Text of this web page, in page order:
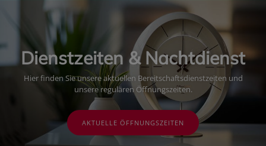
Dienstzeiten & Nachtdienst
Hier finden Sie unsere aktuellen Bereitschaftsdienstzeiten und
unsere regulären Öffnungszeiten.
AKTUELLE ÖFFNUNGSZEITEN